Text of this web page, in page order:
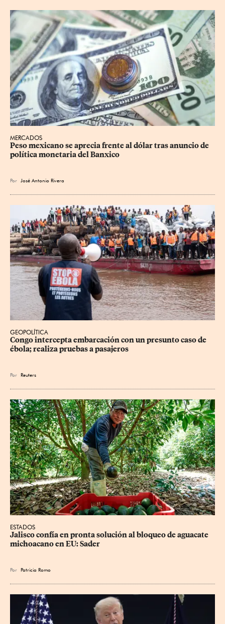
MERCADOS
Peso mexicano se aprecia frente al dólar tras anuncio de
política monetaria del Banxico
Por José Antonio Rivera
GEOPOLÍTICA
Congo intercepta embarcación con un presunto caso de
ébola; realiza pruebas a pasajeros
Por Reuters
ESTADOS
Jalisco confía en pronta solución al bloqueo de aguacate
michoacano en EU: Sader
Por Patricia Romo